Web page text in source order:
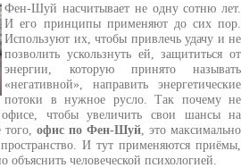
Фен-Шуй насчитывает не одну сотню лет.
И его принципы применяют до сих пор.
Используют их, чтобы привлечь удачу и не
позволить ускользнуть ей, защититься от
энергии, которую принято называть
«негативной», направить энергетические
потоки в нужное русло. Так почему не
чтобы увеличить свои шансы на
того,офис по Фен-Шуй , это максимально
И тут применяются приёмы,
человеческой психологией.